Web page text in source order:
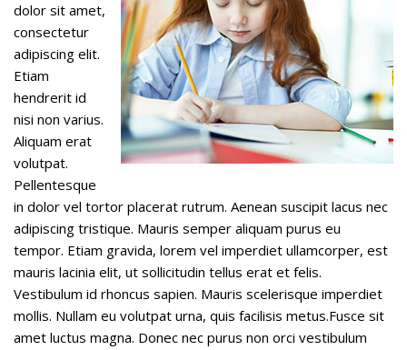
dolor sit amet,
consectetur
adipiscing elit.
Etiam
hendrerit id
nisi non varius.
Aliquam erat
volutpat.
Pellentesque
in dolor vel tortor placerat rutrum. Aenean suscipit lacus nec
adipiscing tristique. Mauris semper aliquam purus eu
tempor. Etiam gravida, lorem vel imperdiet ullamcorper, est
mauris lacinia elit, ut sollicitudin tellus erat et felis.
Vestibulum id rhoncus sapien. Mauris scelerisque imperdiet
mollis. Nullam eu volutpat urna, quis facilisis metus.Fusce sit
amet luctus magna. Donec nec purus non orci vestibulum